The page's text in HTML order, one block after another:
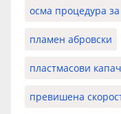
осма процедура
пламен абровски
пластмасови
превишена